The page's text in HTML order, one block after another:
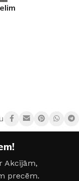
Akcijām,
precēm.